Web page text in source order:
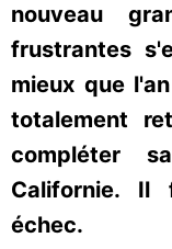
nouveau
frustrantes
mieux que
totalement
compléter
Californie. Il
échec.